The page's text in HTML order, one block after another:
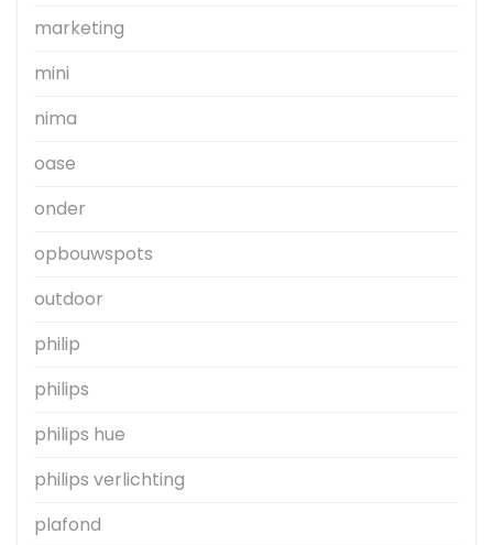
marketing
mini
nima
oase
onder
opbouwspots
outdoor
philip
philips
philips hue
philips verlichting
plafond